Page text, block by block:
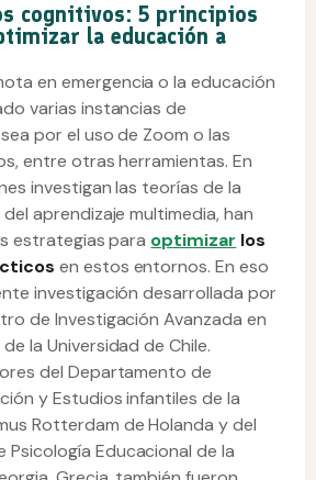
cognitivos: 5 principios
la educación a
en emergencia o la educación
varias instancias de
por el uso de Zoom o las
entre otras herramientas. En
investigan las teorías de la
aprendizaje multimedia, han
estrategias para optimizar los
en estos entornos. En eso
investigación desarrollada por
de Investigación Avanzada en
la Universidad de Chile.
del Departamento de
y Estudios infantiles de la
Rotterdam de Holanda y del
Educacional de la